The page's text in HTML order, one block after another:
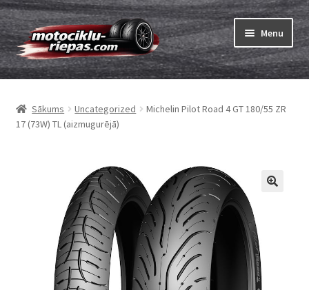
Skip
to
navigation
Skip
to
content
Menu
Riepas
Expand
menu
Kameras
Expand
Viss par riepām
Expand
Sākums Uncategorized
Michelin Pilot Road 4 GT 180/55 ZR
17 (73W) TL (aizmugurējā)